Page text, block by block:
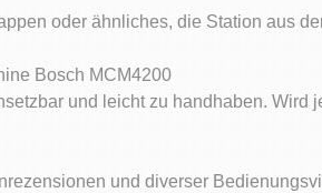
oder ähnliches, die Station aus
Bosch MCM4200
und leicht zu handhaben.
und diverser